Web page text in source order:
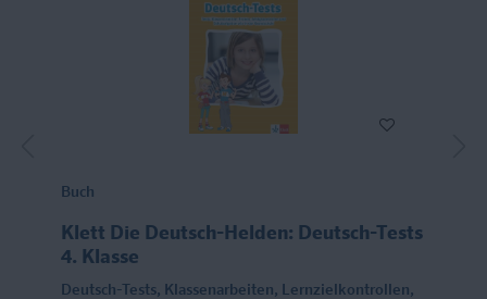
Buch
Klett Die Deutsch-Helden: Deutsch-Tests
4. Klasse
Deutsch-Tests, Klassenarbeiten, Lernzielkontrollen,